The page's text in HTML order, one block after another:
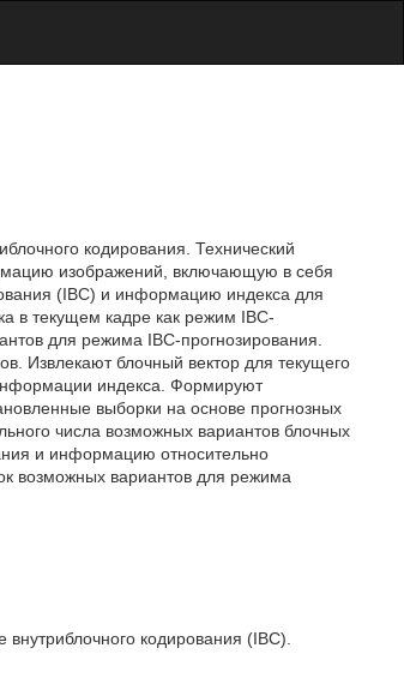
кодирования. Технический
изображений, включающую в себя
(IBC) и информацию индекса для
в текущем кадре как режим IBC-
для режима IBC-прогнозирования.
Извлекают блочный вектор для текущего
индекса. Формируют
выборки на основе прогнозных
числа возможных вариантов блочных
и информацию относительно
возможных вариантов для режима
кодирования (IBC).